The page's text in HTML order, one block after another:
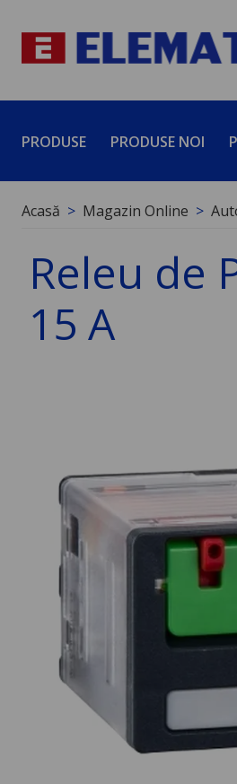
PRODUSE PRODUSE NOI
Acasă Magazin Online
Releu de
15 A